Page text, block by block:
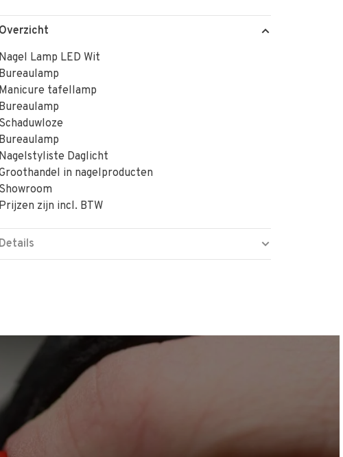
Overzicht
Nagel Lamp LED Wit
Bureaulamp
Manicure tafellamp
Bureaulamp
Schaduwloze
Bureaulamp
Nagelstyliste Daglicht
in nagelproducten
Showroom
Prijzen zijn incl. BTW
Details